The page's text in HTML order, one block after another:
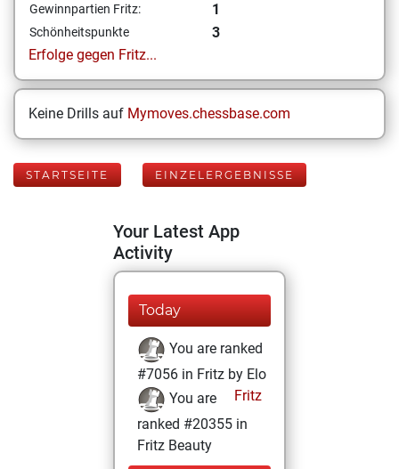
Gewinnpartien Fritz: 1
Schönheitspunkte
3
Erfolge gegen Fritz...
Keine Drills auf Mymoves.chessbase.com
STARTSEITE EINZELERGEBNISSE
Your Latest App
Activity
Today
You are ranked
#7056 in Fritz by Elo
Fritz
You are
ranked #20355 in
Fritz Beauty